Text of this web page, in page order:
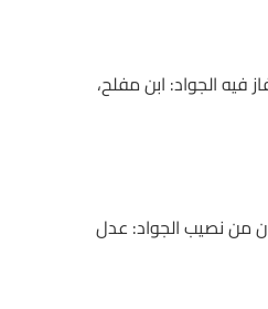
مواليد 2021م (مسافة 2000م)، وقد فاز فيه الجواد: ابن مفلح،
فقد كان من نصيب الجواد: عدل